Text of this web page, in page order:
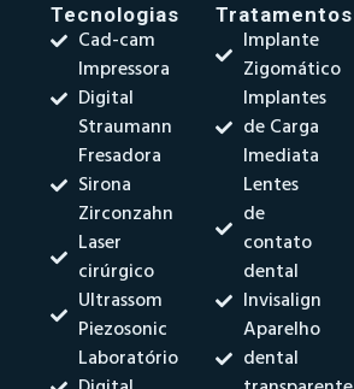
Tecnologias
Cad-cam
Impressora
Digital
Straumann
Fresadora
Sirona
Zirconzahn
Laser
cirúrgico
Ultrassom
Piezosonic
Laboratório
Tratamentos
Implante
Zigomático
Implantes
de Carga
Imediata
Lentes
de
contato
dental
Invisalign
Aparelho
dental